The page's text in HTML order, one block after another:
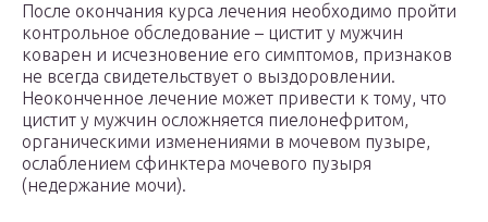
После окончания курса лечения необходимо пройти
контрольное обследование – цистит у мужчин
коварен и исчезновение его симптомов, признаков
не всегда свидетельствует о выздоровлении.
Неоконченное лечение может привести к тому, что
цистит у мужчин осложняется пиелонефритом,
органическими изменениями в мочевом пузыре,
ослаблением сфинктера мочевого пузыря
(недержание мочи).